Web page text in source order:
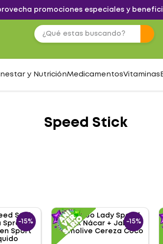
promociones especiales y
y NutriciónMedicamentosVitaminas
Speed Stick
-15% -15%